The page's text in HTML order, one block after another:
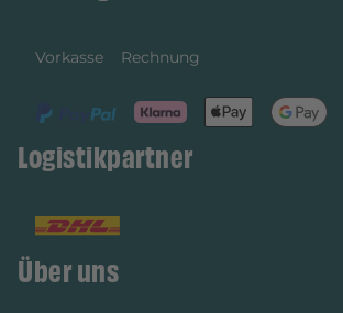
Vorkasse Rechnung
Logistikpartner
Über uns